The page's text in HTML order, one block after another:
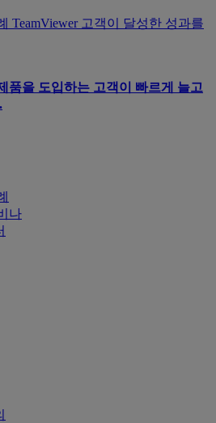
TeamViewer 고객이 달성한 성과를
품을 도입하는 고객이 빠르게 늘고
나